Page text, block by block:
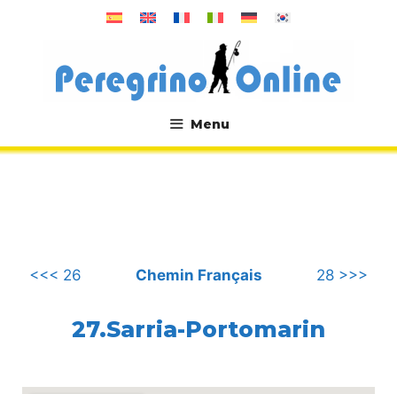
Menu
.
<<< 26 Chemin Français 28 >>>
27.Sarria-Portomarin